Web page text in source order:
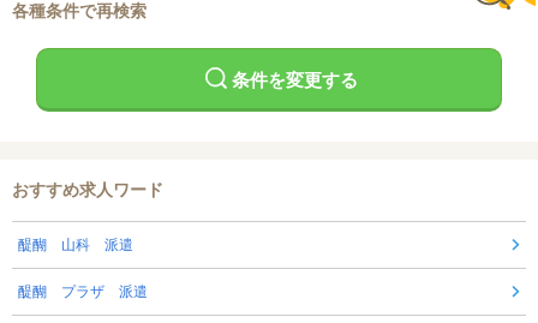
各種条件で再検索
条件を変更する
おすすめ求人ワード
醍醐 山科 派遣
醍醐 プラザ 派遣